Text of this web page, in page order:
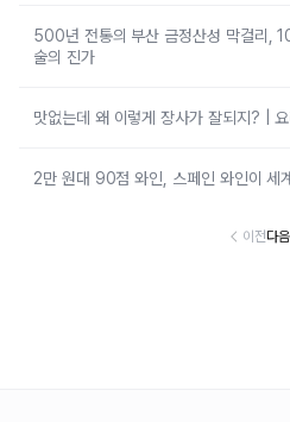
500년 전통의 부산 금정산성 막걸리,
술의 진가
맛없는데 왜 이렇게 장사가 잘되지? |
2만 원대 90점 와인, 스페인 와인이 세
이전다음